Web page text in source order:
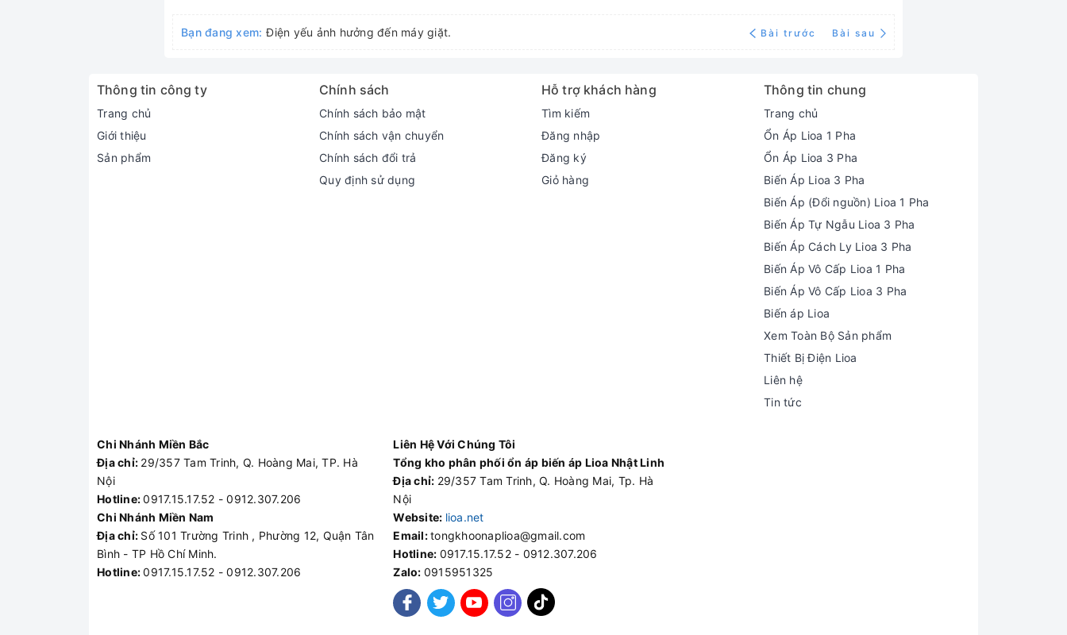
Bạn đang xem: Điện yếu ảnh hưởng đến máy giặt. Bài trước Bài sau
Thông tin công ty
Trang chủ
Giới thiệu
Sản phẩm
Chính sách
Chính sách bảo mật
Chính sách vận chuyển
Chính sách đổi trả
Quy định sử dụng
Hỗ trợ khách hàng
Tìm kiếm
Đăng nhập
Đăng ký
Giỏ hàng
Thông tin chung
Trang chủ
Ổn Áp Lioa 1 Pha
Ổn Áp Lioa 3 Pha
Biến Áp Lioa 3 Pha
Biến Áp (Đổi nguồn) Lioa 1 Pha
Biến Áp Tự Ngẫu Lioa 3 Pha
Biến Áp Cách Ly Lioa 3 Pha
Biến Áp Vô Cấp Lioa 1 Pha
Biến Áp Vô Cấp Lioa 3 Pha
Biến áp Lioa
Xem Toàn Bộ Sản phẩm
Thiết Bị Điện Lioa
Liên hệ
Tin tức
Chi Nhánh Miền Bắc
Địa chỉ: 29/357 Tam Trinh, Q. Hoàng Mai, TP. Hà
Nội
Hotline:0917.15.17.52 - 0912.307.206
Chi Nhánh Miền Nam
Địa chỉ: Số 101 Trường Trinh , Phường 12, Quận Tân
Bình - TP Hồ Chí Minh.
Hotline:0917.15.17.52 - 0912.307.206
Liên Hệ Với Chúng Tôi
Tổng kho phân phối ổn áp biến áp Lioa Nhật Linh
Địa chỉ: 29/357 Tam Trinh, Q. Hoàng Mai, Tp. Hà
Nội
Website: lioa.net
Email:tongkhoonaplioa@gmail.com
Hotline: 0917.15.17.52 - 0912.307.206
Zalo: 0915951325